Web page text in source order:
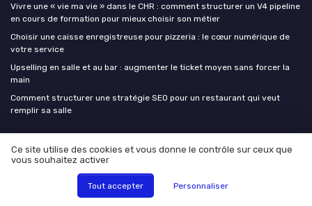
Vivre une « vie ma vie » dans le CHR : comment structurer un V4 pipeline
en cours de formation pour mieux choisir son métier
Choisir une caisse enregistreuse pour pizzeria : le cœur numérique de
votre service
Upselling en salle et au bar : augmenter le ticket moyen sans forcer la
main
Comment structurer une stratégie SEO pour un restaurant qui veut
remplir sa salle
CHR Leaders
Ce site utilise des cookies et vous donne le contrôle sur ceux que
vous souhaitez activer
Tout accepter Personnaliser